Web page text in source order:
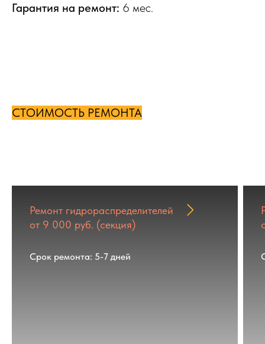
Гарантия на ремонт: 6 мес.
СТОИМОСТЬ РЕМОНТА
Ремонт гидрораспределителей
от 9 000 руб. (секция)
Срок ремонта: 5-7 дней